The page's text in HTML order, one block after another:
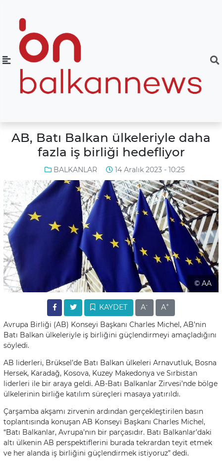
AB, Batı Balkan ülkeleriyle daha
fazla iş birliği hedefliyor
BALKANLAR 14 Aralık 2023 - 10:25
© AA
KAYDET A- A+
Avrupa Birliği (AB) Konseyi Başkanı Charles Michel, AB’nin
Batı Balkan ülkeleriyle iş birliğini güçlendirmeyi amaçladığını
söyledi.
AB liderleri, Brüksel’de Batı Balkan ülkeleri Arnavutluk, Bosna
Hersek, Karadağ, Kosova, Kuzey Makedonya ve Sırbistan
liderleri ile bir araya geldi. AB-Batı Balkanlar Zirvesi’nde bölge
ülkelerinin birliğe katılım süreçleri masaya yatırıldı.
Çarşamba akşamı zirvenin ardından gerçekleştirilen basın
toplantısında konuşan AB Konseyi Başkanı Charles Michel,
“Batı Balkanlar, Avrupa’nın bir parçasıdır. Batı Balkanlar’daki
altı ülkenin AB perspektiflerini burada tekrardan teyit etmek
ve her alanda iş birliğini güçlendirmek istiyoruz” dedi.